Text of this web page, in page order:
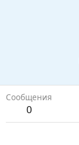
Сообщения
0